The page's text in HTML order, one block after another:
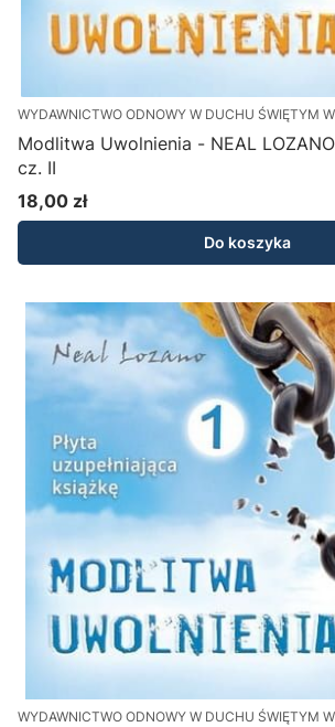
WYDAWNICTWO ODNOWY W DUCHU ŚWIĘTYM
Modlitwa Uwolnienia - NEAL
cz. II
Cena
18,00 zł
Do koszyka
WYDAWNICTWO ODNOWY W DUCHU ŚWIĘTYM